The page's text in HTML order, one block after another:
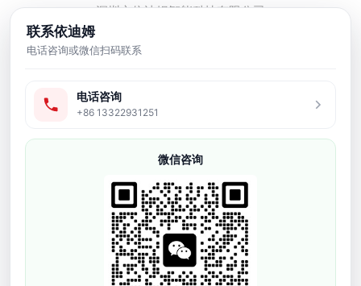
深圳市依迪姆智能科技有限公司
工业级3D打印机价格、设备选型、光
询，请通过电话或在线留言联系我
版权所有 © 2008-2026 深圳市依迪姆智能科技有限公司
16118934号
网站地图
联系依迪姆
电话咨询或微信扫码联系
电话咨询
+86 13322931251
微信咨询